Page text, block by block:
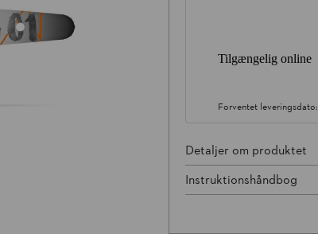
Tilgængelig online
Forventet leveringsdato:
Detaljer om produktet
Instruktionshåndbog